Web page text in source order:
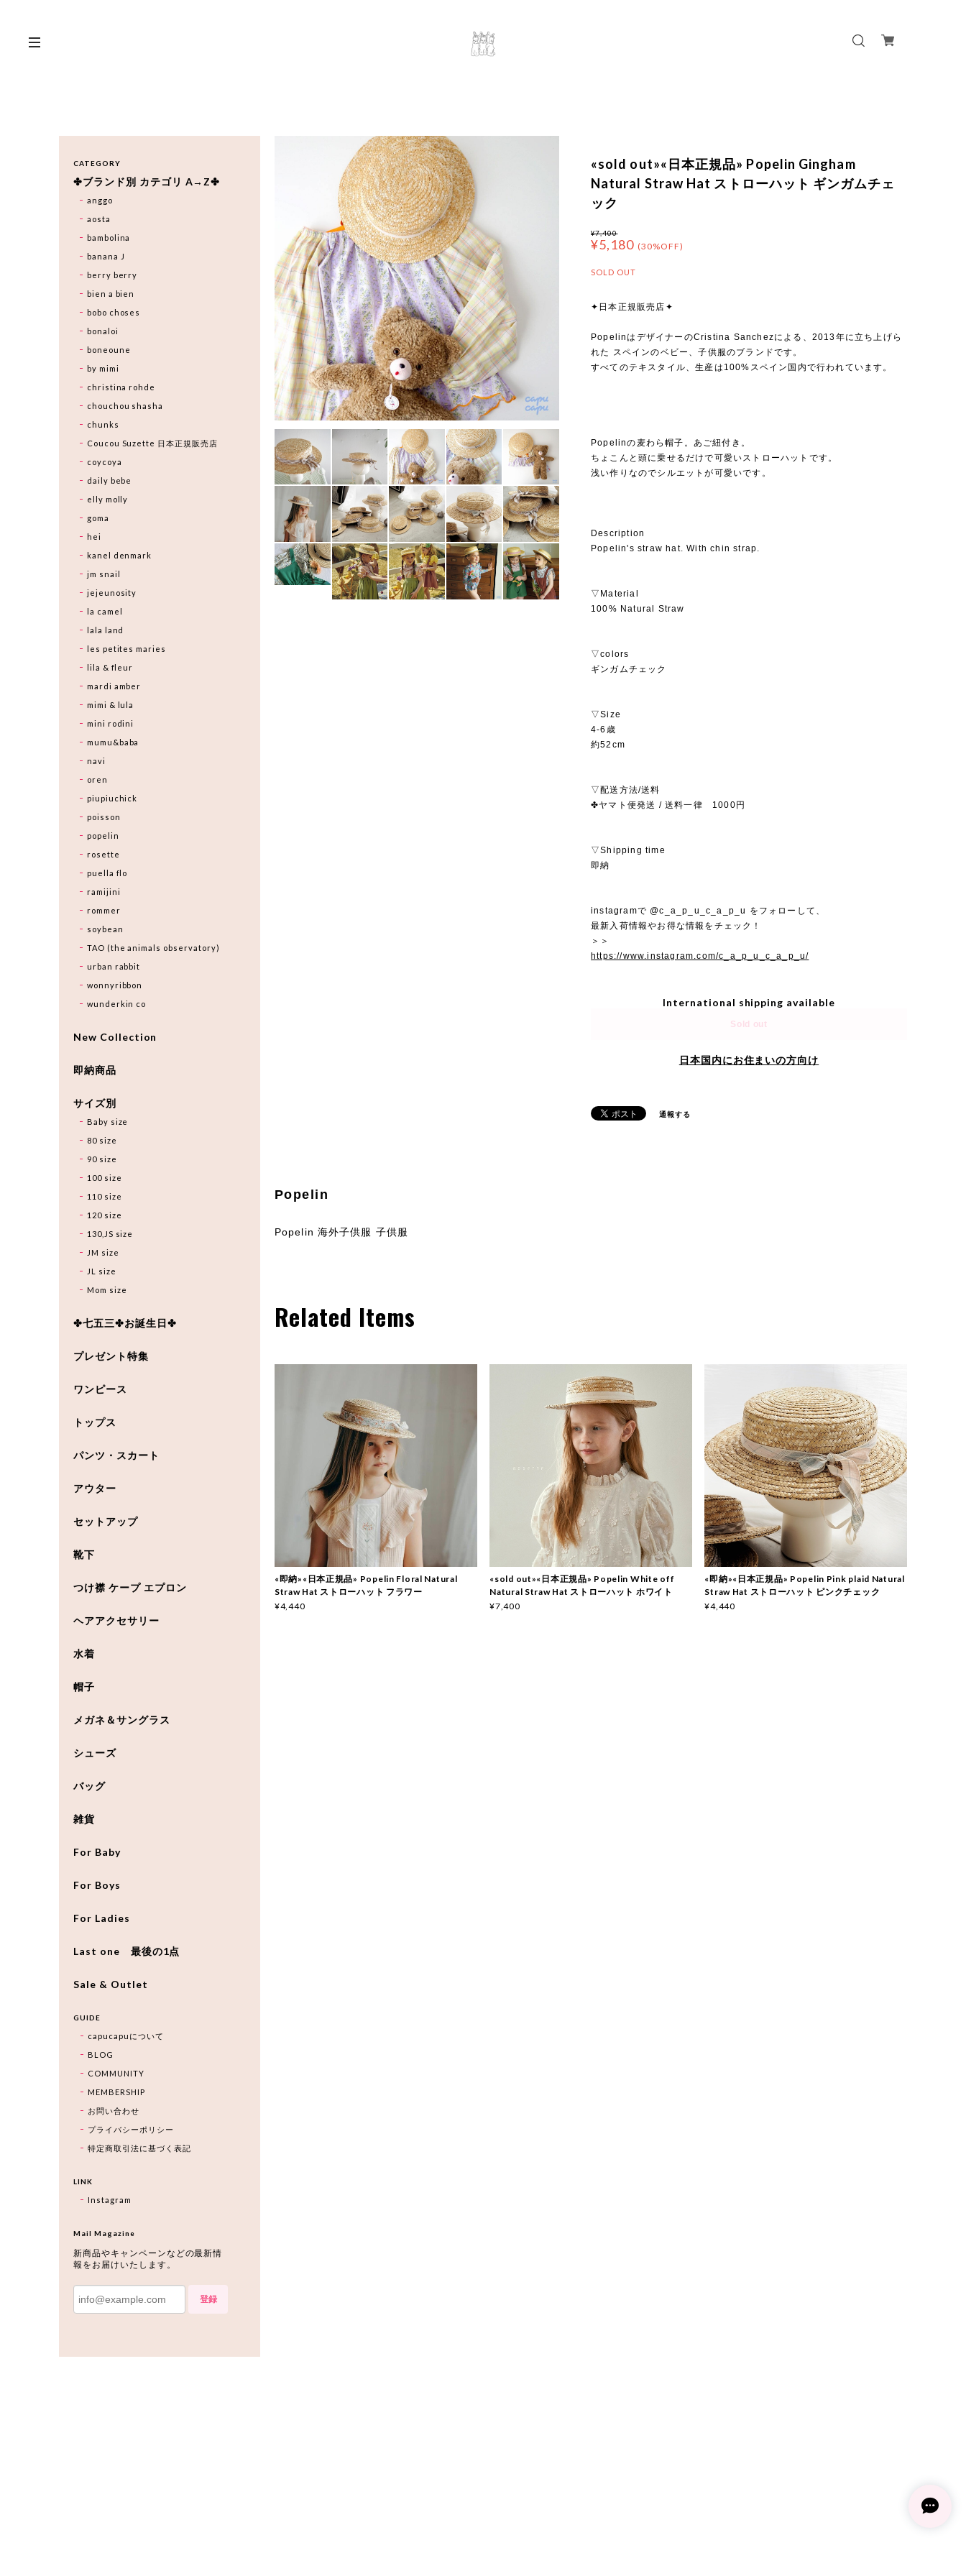
«sold out»«日本正規品» Popelin Gingham
Natural Straw Hat ストローハット ギンガムチェ
ック
¥7,400
¥5,180 (30%OFF)
SOLD OUT
✦日本正規販売店✦
PopelinはデザイナーのCristina Sanchezによる、2013年に立ち上げら
れた スペインのベビー、子供服のブランドです。
すべてのテキスタイル、生産は100%スペイン国内で行われています。
Popelinの麦わら帽子。あご紐付き。
ちょこんと頭に乗せるだけで可愛いストローハットです。
浅い作りなのでシルエットが可愛いです。
Description
Popelin's straw hat. With chin strap.
▽Material
100% Natural Straw
▽colors
ギンガムチェック
▽Size
4-6歳
約52cm
▽配送方法/送料
✤ヤマト便発送 / 送料一律 1000円
▽Shipping time
即納
instagramで @c_a_p_u_c_a_p_u をフォローして、
最新入荷情報やお得な情報をチェック！
＞＞
https://www.instagram.com/c_a_p_u_c_a_p_u/
International shipping available
Sold out
日本国内にお住まいの方向け
通報する
Popelin
Popelin 海外子供服 子供服
Related Items
«即納»«日本正規品» Popelin Floral Natural
Straw Hat ストローハット フラワー
¥4,440
«sold out»«日本正規品» Popelin White off
Natural Straw Hat ストローハット ホワイト
¥7,400
«即納»«日本正規品» Popelin Pink plaid Natural
Straw Hat ストローハット ピンクチェック
¥4,440
CATEGORY
✤ブランド別 カテゴリ A→Z✤
anggo
aosta
bambolina
banana J
berry berry
bien a bien
bobo choses
bonaloi
boneoune
by mimi
christina rohde
chouchou shasha
chunks
Coucou Suzette 日本正規販売店
coycoya
daily bebe
elly molly
goma
hei
kanel denmark
jm snail
jejeunosity
la camel
lala land
les petites maries
lila & fleur
mardi amber
mimi & lula
mini rodini
mumu&baba
navi
oren
piupiuchick
poisson
popelin
rosette
puella flo
ramijini
rommer
soybean
TAO (the animals observatory)
urban rabbit
wonnyribbon
wunderkin co
New Collection
即納商品
サイズ別
Baby size
80 size
90 size
100 size
110 size
120 size
130,JS size
JM size
JL size
Mom size
✤七五三✤お誕生日✤
プレゼント特集
ワンピース
トップス
パンツ・スカート
アウター
セットアップ
靴下
つけ襟 ケープ エプロン
ヘアアクセサリー
水着
帽子
メガネ＆サングラス
シューズ
バッグ
雑貨
For Baby
For Boys
For Ladies
Last one 最後の1点
Sale & Outlet
GUIDE
capucapuについて
BLOG
COMMUNITY
MEMBERSHIP
お問い合わせ
プライバシーポリシー
特定商取引法に基づく表記
LINK
Instagram
Mail Magazine
新商品やキャンペーンなどの最新情
報をお届けいたします。
登録